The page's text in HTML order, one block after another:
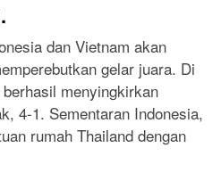
dan Vietnam akan
gelar juara. Di
menyingkirkan
4-1. Sementaran Indonesia,
rumah Thailand dengan